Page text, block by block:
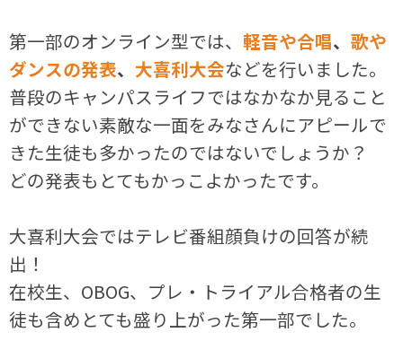
第一部のオンライン型では、軽音や合唱、歌や
ダンスの発表、 大喜利大会などを行いました。
普段のキャンパスライフではなかなか見ること
ができない素敵な一面をみなさんにアピールで
きた生徒も多かったのではないでしょうか？
どの発表もとてもかっこよかったです。
大喜利大会ではテレビ番組顔負けの回答が続
出！
在校生、OBOG、プレ・トライアル合格者の生
徒も含めとても盛り上がった第一部でした。